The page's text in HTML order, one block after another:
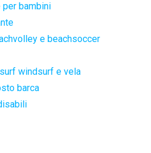
per bambini
e beachsoccer
windsurf e vela
barca